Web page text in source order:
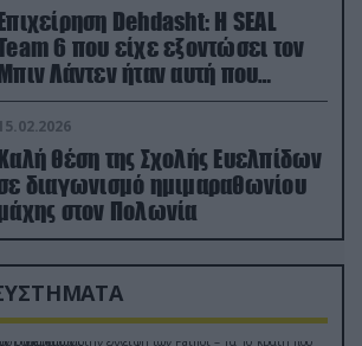
Dehdasht: Η SEAL
6 που είχε εξοντώσει τον
Λάντεν ήταν αυτή που
τον πιλότο του F-15
θέση της Σχολής Ευελπίδων
διαγωνισμό ημιμαραθωνίου
στον Πολωνία